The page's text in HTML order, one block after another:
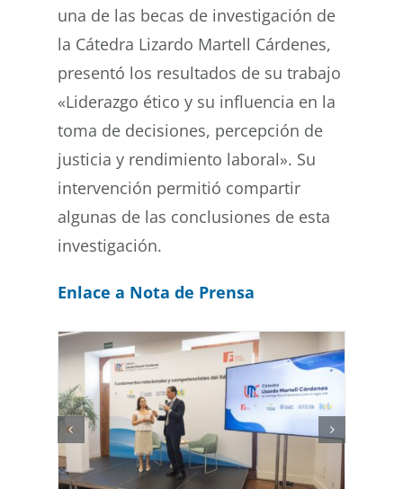
una de las becas de investigación de
la Cátedra Lizardo Martell Cárdenes,
presentó los resultados de su trabajo
«Liderazgo ético y su influencia en la
toma de decisiones, percepción de
justicia y rendimiento laboral». Su
intervención permitió compartir
algunas de las conclusiones de esta
investigación.
Enlace a Nota de Prensa